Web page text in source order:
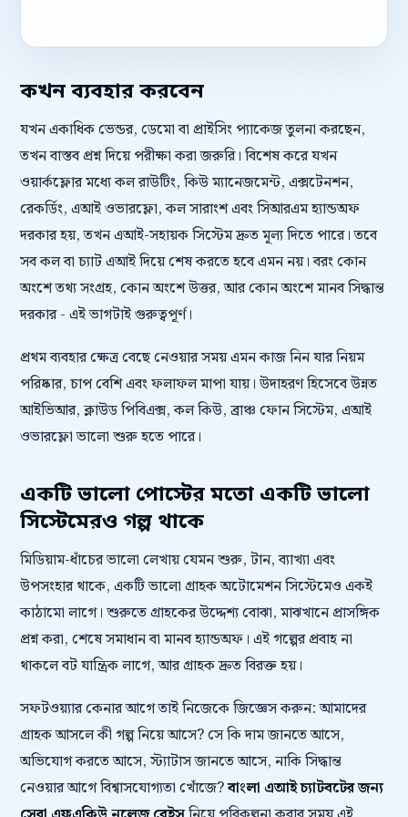
কখন ব্যবহার করবেন
যখন একাধিক ভেন্ডর, ডেমো বা প্রাইসিং প্যাকেজ তুলনা করছেন,
তখন বাস্তব প্রশ্ন দিয়ে পরীক্ষা করা জরুরি। বিশেষ করে যখন
ওয়ার্কফ্লোর মধ্যে কল রাউটিং, কিউ ম্যানেজমেন্ট, এক্সটেনশন,
রেকর্ডিং, এআই ওভারফ্লো, কল সারাংশ এবং সিআরএম হ্যান্ডঅফ
দরকার হয়, তখন এআই-সহায়ক সিস্টেম দ্রুত মূল্য দিতে পারে। তবে
সব কল বা চ্যাট এআই দিয়ে শেষ করতে হবে এমন নয়। বরং কোন
অংশে তথ্য সংগ্রহ, কোন অংশে উত্তর, আর কোন অংশে মানব সিদ্ধান্ত
দরকার - এই ভাগটাই গুরুত্বপূর্ণ।
প্রথম ব্যবহার ক্ষেত্র বেছে নেওয়ার সময় এমন কাজ নিন যার নিয়ম
পরিষ্কার, চাপ বেশি এবং ফলাফল মাপা যায়। উদাহরণ হিসেবে উন্নত
আইভিআর, ক্লাউড পিবিএক্স, কল কিউ, ব্রাঞ্চ ফোন সিস্টেম, এআই
ওভারফ্লো ভালো শুরু হতে পারে।
একটি ভালো পোস্টের মতো একটি ভালো
সিস্টেমেরও গল্প থাকে
মিডিয়াম-ধাঁচের ভালো লেখায় যেমন শুরু, টান, ব্যাখ্যা এবং
উপসংহার থাকে, একটি ভালো গ্রাহক অটোমেশন সিস্টেমেও একই
কাঠামো লাগে। শুরুতে গ্রাহকের উদ্দেশ্য বোঝা, মাঝখানে প্রাসঙ্গিক
প্রশ্ন করা, শেষে সমাধান বা মানব হ্যান্ডঅফ। এই গল্পের প্রবাহ না
থাকলে বট যান্ত্রিক লাগে, আর গ্রাহক দ্রুত বিরক্ত হয়।
সফটওয়্যার কেনার আগে তাই নিজেকে জিজ্ঞেস করুন: আমাদের
গ্রাহক আসলে কী গল্প নিয়ে আসে? সে কি দাম জানতে আসে,
অভিযোগ করতে আসে, স্ট্যাটাস জানতে আসে, নাকি সিদ্ধান্ত
নেওয়ার আগে বিশ্বাসযোগ্যতা খোঁজে?বাংলা এআই চ্যাটবটের জন্য